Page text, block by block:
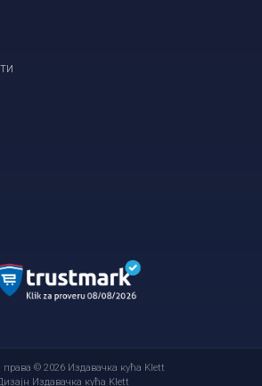
права © 2026 Издавачка кућа Klett
Издавачка кућа Klett